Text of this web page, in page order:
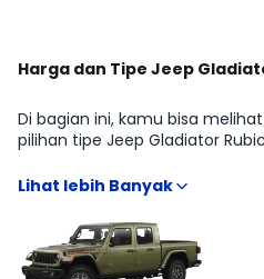
Harga dan Tipe Jeep
Di bagian ini, kamu bisa
pilihan tipe Jeep Gladiator
sesuai kebutuhan DOUBLE-
penting yang biasanya dicari
estimasi harga terbaru hingga
cicilan, supaya kamu bisa
pas tanpa harus buka banyak